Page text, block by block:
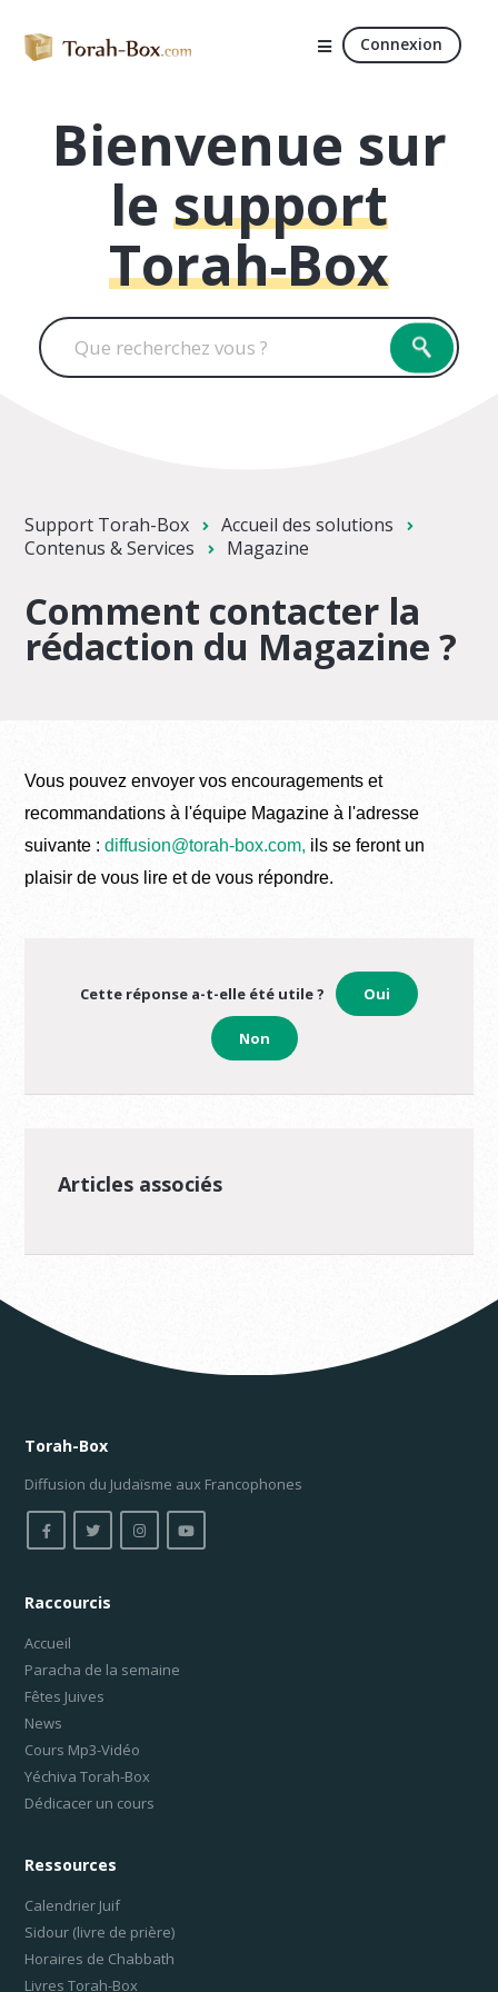
Connexion
Bienvenue sur
le support
Torah-Box
Support Torah-Box
Accueil des solutions
Contenus & Services
Magazine
Comment contacter la
rédaction du Magazine ?
Vous pouvez envoyer vos encouragements et
recommandations à l'équipe Magazine à l'adresse
suivante :diffusion@torah-box.com, ils se feront un
plaisir de vous lire et de vous répondre.
Cette réponse a-t-elle été utile ? Oui
Non
Articles associés
Torah-Box
Diffusion du Judaïsme aux Francophones
Raccourcis
Accueil
Paracha de la semaine
Fêtes Juives
News
Cours Mp3-Vidéo
Yéchiva Torah-Box
Dédicacer un cours
Ressources
Calendrier Juif
Sidour (livre de prière)
Horaires de Chabbath
Livres Torah-Box